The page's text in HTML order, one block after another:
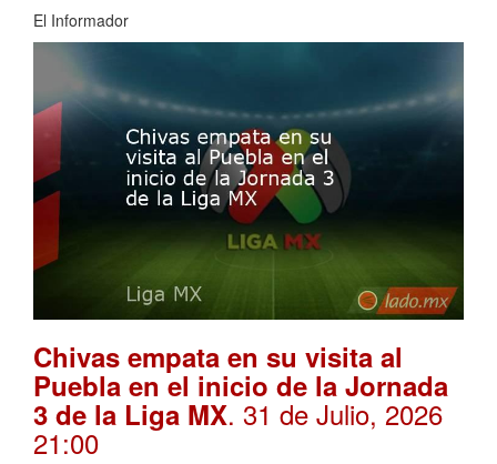
El Informador
Chivas empata en su visita al
Puebla en el inicio de la Jornada
3 de la Liga MX. 31 de Julio, 2026
21:00